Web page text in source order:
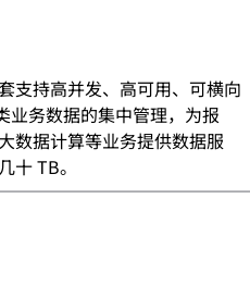
支持高并发、高可用、可横向
业务数据的集中管理，为报
数据计算等业务提供数据服
十 TB。